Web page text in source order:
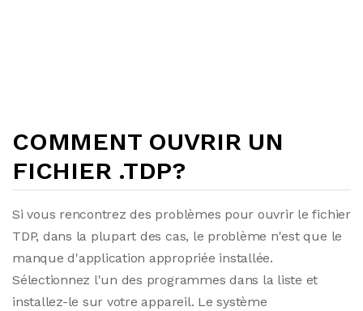
COMMENT OUVRIR UN
FICHIER .TDP?
Si vous rencontrez des problèmes pour ouvrir le fichier
TDP, dans la plupart des cas, le problème n'est que le
manque d'application appropriée installée.
Sélectionnez l'un des programmes dans la liste et
installez-le sur votre appareil. Le système